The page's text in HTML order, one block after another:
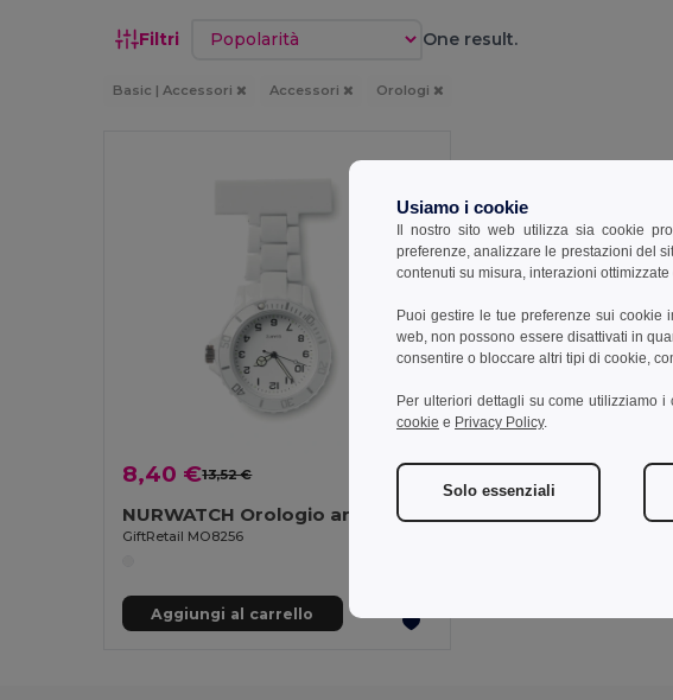
Filtri Ordina per One result.
Basic | Accessori Accessori Orologi
8,40 €13,52 € -38%
NURWATCH Orologio analogico per infermieri
GiftRetail MO8256
Aggiungi al carrello
Usiamo i cookie
Il nostro sito web utilizza sia cookie
preferenze, analizzare le prestazioni del
contenuti su misura, interazioni
Puoi gestire le tue preferenze sui cookie
web, non possono essere disattivati in
consentire o bloccare altri tipi di cookie,
Per ulteriori dettagli su come utilizziamo
cookie e Privacy Policy.
Solo essenziali